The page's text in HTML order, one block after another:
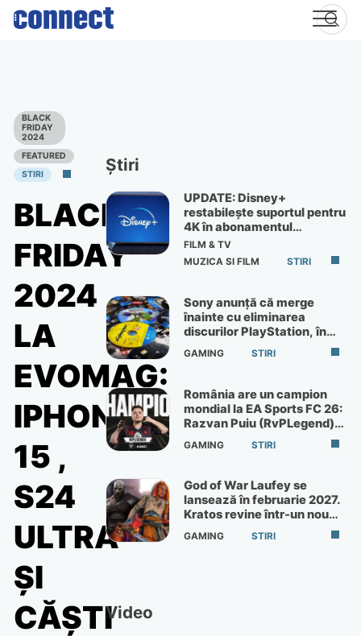
Skip
BLACK
FRIDAY
2024
FEATURED
STIRI
BLACK
FRIDAY
2024
LA
EVOMAG:
IPHONE
15 ,
S24
ULTRA
ȘI
CĂȘTI
Știri
UPDATE: Disney+
restabilește suportul pentru
4K în abonamentul
Premium
FILM & TV
MUZICA SI FILM
STIRI
Sony anunță că merge
înainte cu eliminarea
discurilor PlayStation, în
ciuda protestelor
GAMING STIRI
România are un campion
mondial la EA Sports FC 26:
Razvan Puiu (RvPLegend)
câștigă turneul de la Paris
GAMING STIRI
God of War Laufey se
lansează în februarie 2027.
Kratos revine într-un nou
God of War
GAMING STIRI
Video